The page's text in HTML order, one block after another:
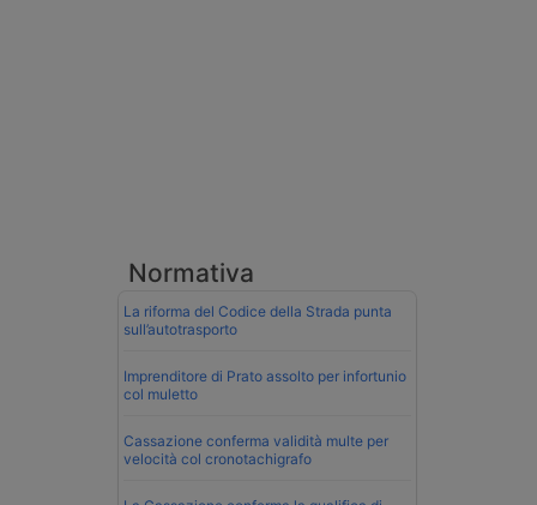
Normativa
La riforma del Codice della Strada punta
sull’autotrasporto
Imprenditore di Prato assolto per infortunio
col muletto
Cassazione conferma validità multe per
velocità col cronotachigrafo